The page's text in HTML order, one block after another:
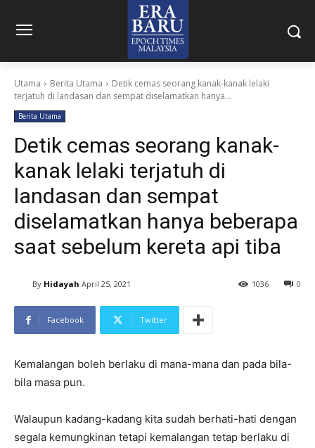
Utama Berita Utama
Detik cemas seorang kanak-kanak lelaki
terjatuh di landasan dan sempat diselamatkan hanya...
Berita Utama
Detik cemas seorang kanak-
kanak lelaki terjatuh di
landasan dan sempat
diselamatkan hanya beberapa
saat sebelum kereta api tiba
By Hidayah April 25, 2021 0
1036
Facebook Twitter
Kemalangan boleh berlaku di mana-mana dan pada bila-
bila masa pun.
Walaupun kadang-kadang kita sudah berhati-hati dengan
segala kemungkinan tetapi kemalangan tetap berlaku di